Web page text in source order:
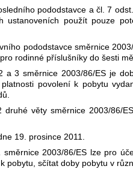
pododstavce a čl. 7
ustanoveních použít pouze
pododstavce směrnice
rodinné příslušníky do šesti
3 směrnice 2003/86/ES je
povolení k pobytu
věty směrnice 2003/86/
19. prosince 2011.
2003/86/ES lze pro
pobytu, sčítat doby pobytu v